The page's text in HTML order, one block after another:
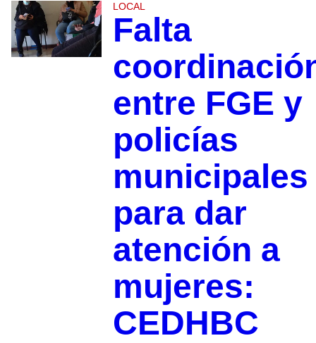
LOCAL
Falta
entre FGE y
policías
municipales
para dar
atención a
mujeres:
CEDHBC